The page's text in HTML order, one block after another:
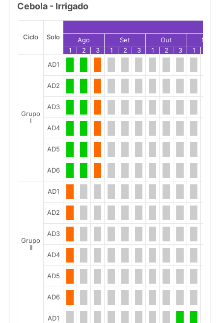
Cebola - Irrigado
Ciclo Solo Ago Set Out
Nov
1
2 3 1 2 3 1 2 3 1
Grupo
I
AD1
AD2
AD3
AD4
AD5
AD6
Grupo
II
AD1
AD2
AD3
AD4
AD5
AD6
AD1